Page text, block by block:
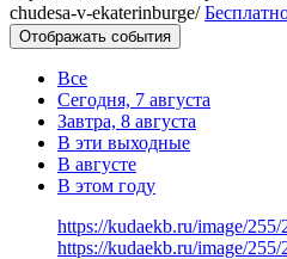
chudesa-v-ekaterinburge/
Отображать события
Все
Сегодня, 7 августа
Завтра, 8 августа
В эти выходные
В августе
В этом году
https://kudaekb.ru/image/
https://kudaekb.ru/image/